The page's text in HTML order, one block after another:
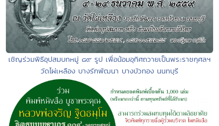
เชิญร่วมพิธีอุปสมบทหมู่ ๘๙ รูป เพื่อน้อมอุทิศถวายเป็นพระราชกุศลฯ
วัดไผ่เหลือง บางรักพัฒนา บางบัวทอง นนทบุรี